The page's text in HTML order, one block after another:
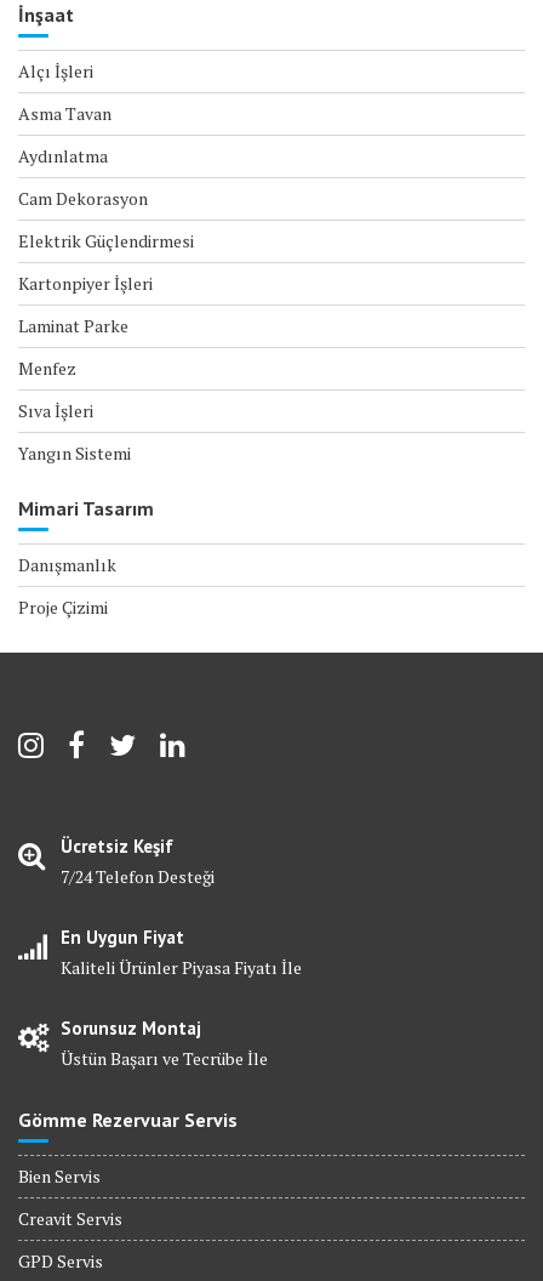
İnşaat
Alçı İşleri
Asma Tavan
Aydınlatma
Cam Dekorasyon
Elektrik Güçlendirmesi
Kartonpiyer İşleri
Laminat Parke
Menfez
Sıva İşleri
Yangın Sistemi
Mimari Tasarım
Danışmanlık
Proje Çizimi
Ücretsiz Keşif
7/24 Telefon Desteği
En Uygun Fiyat
Kaliteli Ürünler Piyasa Fiyatı İle
Sorunsuz Montaj
Üstün Başarı ve Tecrübe İle
Gömme Rezervuar Servis
Bien Servis
Creavit Servis
GPD Servis